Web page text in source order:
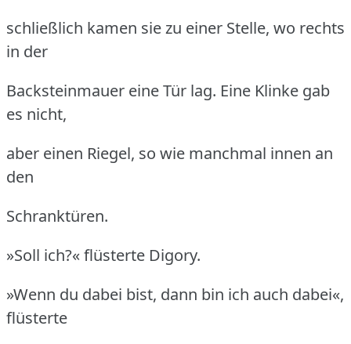
schließlich kamen sie zu einer Stelle, wo rechts
in der
Backsteinmauer eine Tür lag. Eine Klinke gab
es nicht,
aber einen Riegel, so wie manchmal innen an
den
Schranktüren.
»Soll ich?« flüsterte Digory.
»Wenn du dabei bist, dann bin ich auch dabei«,
flüsterte